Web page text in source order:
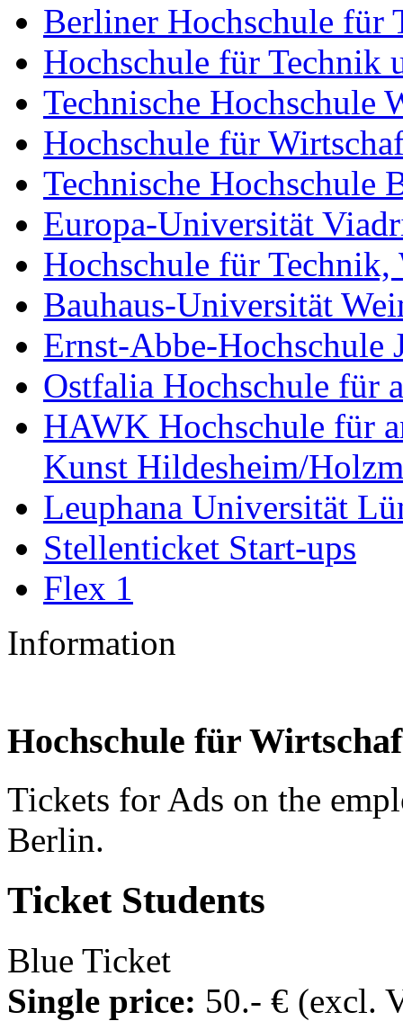
Berliner Hochschule für
Hochschule für Technik
Technische Hochschule
Hochschule für
Technische Hochschule
Europa-Universität
Hochschule für
Bauhaus-Universität
Ernst-Abbe-Hochschule
Ostfalia Hochschule für
HAWK Hochschule für
Kunst Hildesheim/
Leuphana Universität
Stellenticket Start-ups
Flex 1
Information
Hochschule für
Tickets for Ads on the
Berlin.
Ticket Students
Blue Ticket
Single price: 50.- € (excl.